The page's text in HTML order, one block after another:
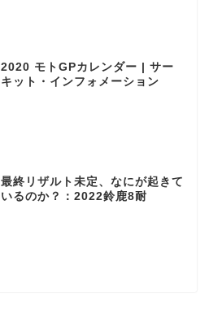
2020 モトGPカレンダー | サー
キット・インフォメーション
最終リザルト未定、なにが起きて
いるのか？：2022鈴鹿8耐